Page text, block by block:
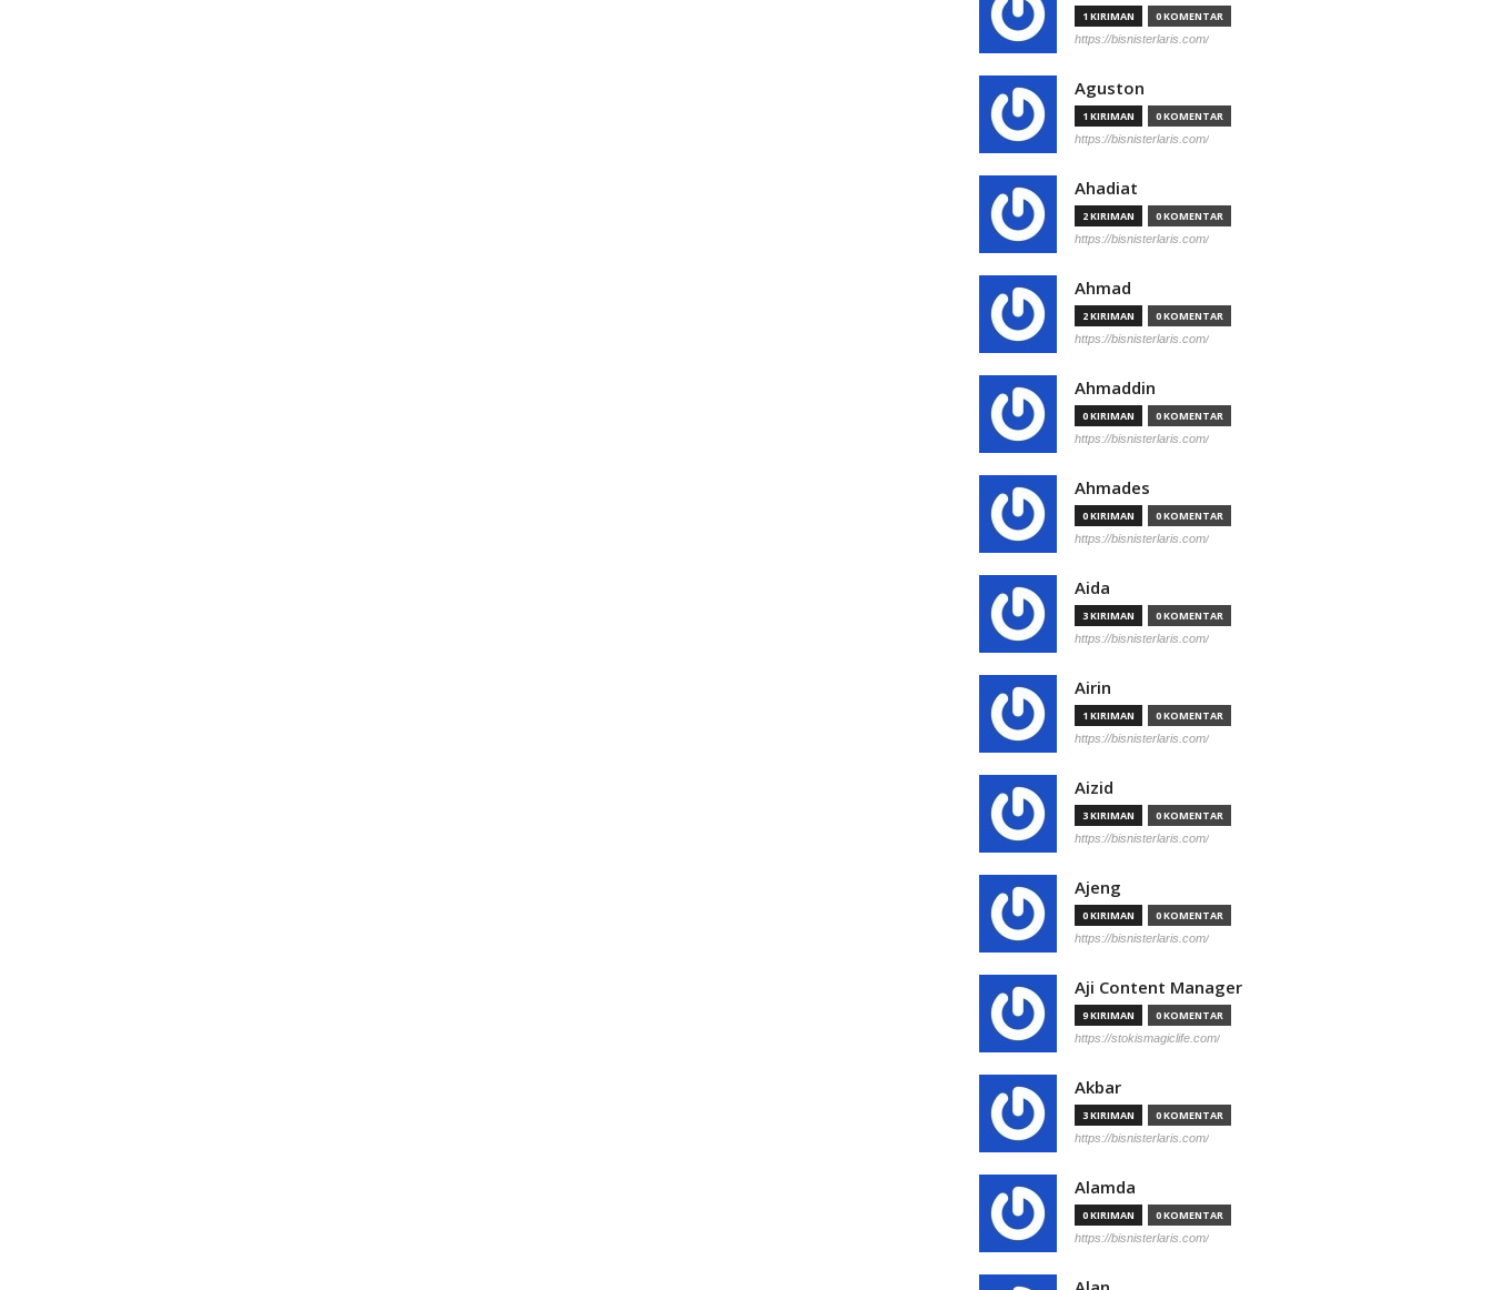
1 KIRIMAN 0 KOMENTAR
https://bisnisterlaris.com/
Aguston
1 KIRIMAN 0 KOMENTAR
https://bisnisterlaris.com/
Ahadiat
2 KIRIMAN 0 KOMENTAR
https://bisnisterlaris.com/
Ahmad
2 KIRIMAN 0 KOMENTAR
https://bisnisterlaris.com/
Ahmaddin
0 KIRIMAN 0 KOMENTAR
https://bisnisterlaris.com/
Ahmades
0 KIRIMAN 0 KOMENTAR
https://bisnisterlaris.com/
Aida
3 KIRIMAN 0 KOMENTAR
https://bisnisterlaris.com/
Airin
1 KIRIMAN 0 KOMENTAR
https://bisnisterlaris.com/
Aizid
3 KIRIMAN 0 KOMENTAR
https://bisnisterlaris.com/
Ajeng
0 KIRIMAN 0 KOMENTAR
https://bisnisterlaris.com/
Aji Content Manager
9 KIRIMAN 0 KOMENTAR
https://stokismagiclife.com/
Akbar
3 KIRIMAN 0 KOMENTAR
https://bisnisterlaris.com/
Alamda
0 KIRIMAN 0 KOMENTAR
https://bisnisterlaris.com/